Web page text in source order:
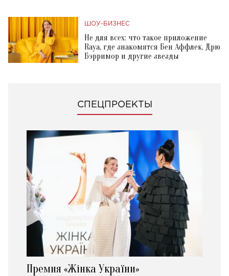
ШОУ-БИЗНЕС
Не для всех: что такое приложение
Raya, где знакомятся Бен Аффлек, Дрю
Бэрримор и другие звезды
СПЕЦПРОЕКТЫ
Премия «Жінка України»